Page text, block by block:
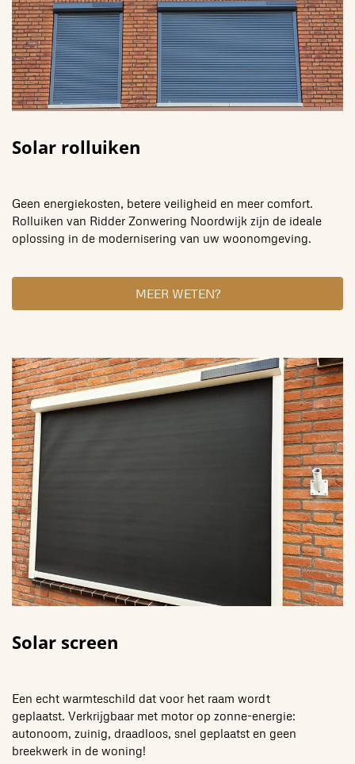
Solar rolluiken
Geen energiekosten, betere veiligheid en meer comfort.
Rolluiken van Ridder Zonwering Noordwijk zijn de ideale
oplossing in de modernisering van uw woonomgeving.
MEER WETEN?
Solar screen
Een echt warmteschild dat voor het raam wordt
geplaatst. Verkrijgbaar met motor op zonne-energie:
autonoom, zuinig, draadloos, snel geplaatst en geen
breekwerk in de woning!